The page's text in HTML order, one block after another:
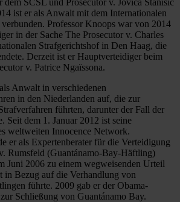
ist er als Anwalt mit dem Internationalen
Professor Knoops war von 2014
in der Sache The Prosecutor v. Charles
Strafgerichtshof in Den Haag, die
Derzeit ist er Hauptverteidiger beim
v. Patrice Ngaïssona.
Anwalt in verschiedenen
in den Niederlanden auf, die zur
führten, darunter der Fall der
Seit dem 1. Januar 2012 ist seine
weltweiten Innocence Network.
er als Expertenberater für die Verteidigung
Rumsfeld (Guantánamo-Bay-Häftling)
Juni 2006 zu einem wegweisenden Urteil
in Bezug auf die Verhandlung von
führte. 2009 gab er der Obama-
Schließung von Guantánamo Bay.